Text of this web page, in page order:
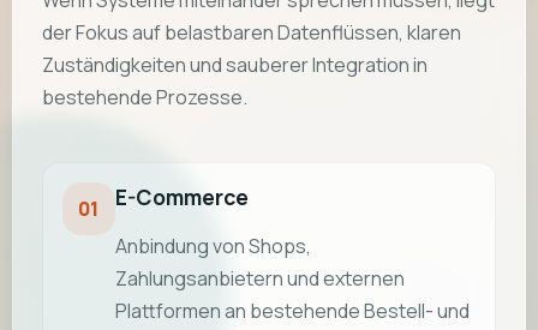
der Fokus auf belastbaren Datenflüssen, klaren
Zuständigkeiten und sauberer Integration in
bestehende Prozesse.
01 E-Commerce
Anbindung von Shops,
Zahlungsanbietern und externen
Plattformen an bestehende Bestell- und